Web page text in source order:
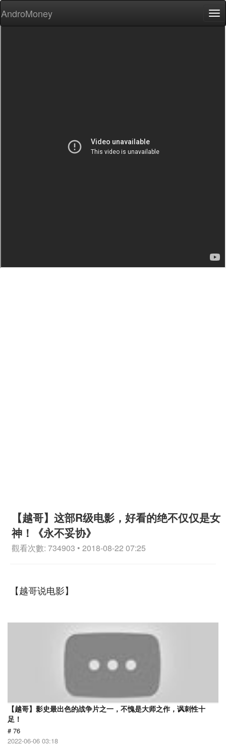
AndroMoney
【越哥】这部R级电影，好看的绝不仅仅是女
神！《永不妥协》
觀看次數: 734903 • 2018-08-22 07:25
【越哥说电影】
【越哥】影史最出色的战争片之一，不愧是大师之作，讽刺性十
足！
# 76
2022-06-06 03:18